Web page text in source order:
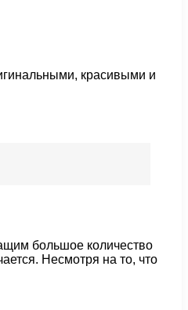
красивыми и
большое количество
Несмотря на то, что